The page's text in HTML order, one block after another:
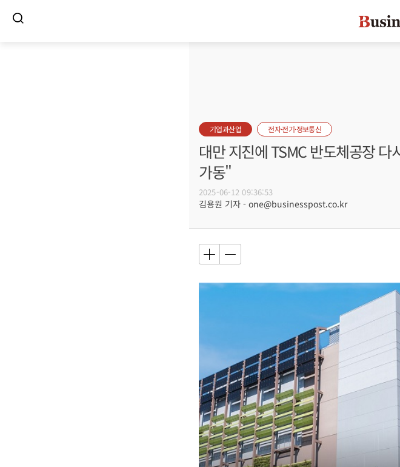
기업과산업 전자·전기·정보통신
대만 지진에 TSMC 반도체공장
가동"
2025-06-12 09:36:53
김용원 기자 - one@businesspost.co.kr